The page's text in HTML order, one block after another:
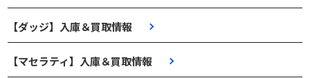
【ダッジ】入庫＆買取情報
【マセラティ】入庫＆買取情報